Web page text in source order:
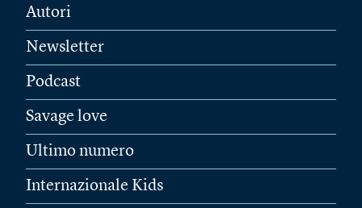
Autori
Newsletter
Podcast
Savage love
Ultimo numero
Internazionale Kids